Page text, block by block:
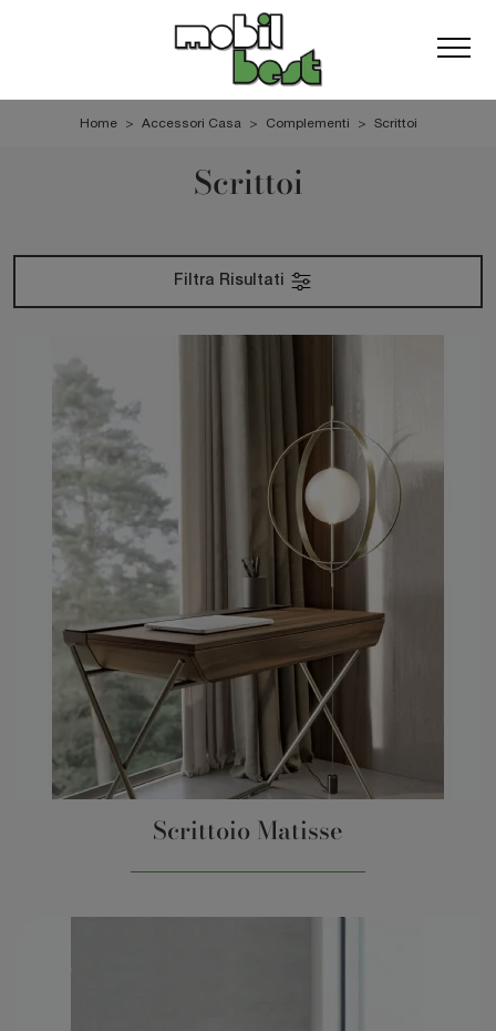
Home > Accessori Casa > Complementi > Scrittoi
Scrittoi
Filtra Risultati
Scrittoio Matisse